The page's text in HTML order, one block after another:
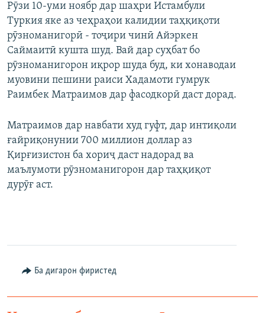
Рӯзи 10-уми ноябр дар шаҳри Истамбули
Туркия яке аз чеҳраҳои калидии таҳқиқоти
рӯзноманигорӣ - тоҷири чинӣ Айэркен
Саймаитӣ кушта шуд. Вай дар суҳбат бо
рӯзноманигорон иқрор шуда буд, ки хонаводаи
муовини пешини раиси Хадамоти гумрук
Раимбек Матраимов дар фасодкорӣ даст дорад.
Матраимов дар навбати худ гуфт, дар интиқоли
ғайриқонунии 700 миллион доллар аз
Қирғизистон ба хориҷ даст надорад ва
маълумоти рӯзноманигорон дар таҳқиқот
дурӯғ аст.
Ба дигарон фиристед